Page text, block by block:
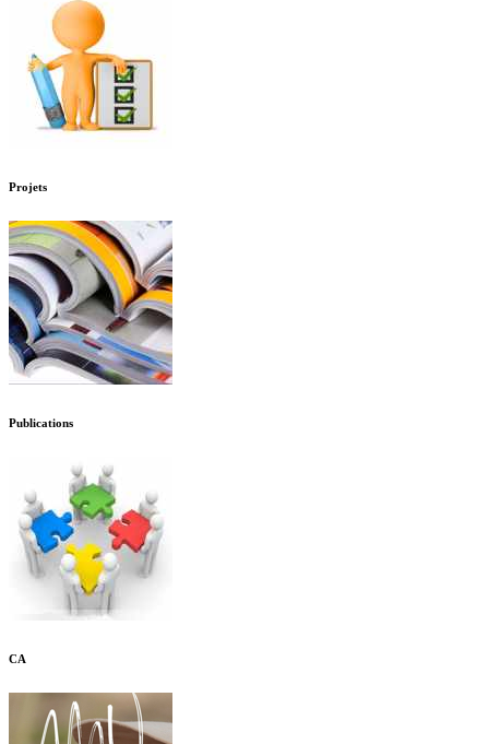
Projets
Publications
CA